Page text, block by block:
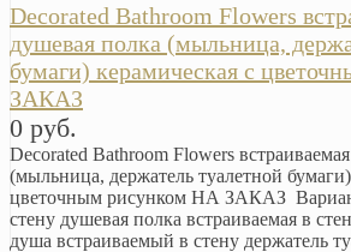
Decorated Bathroom Flowers
душевая полка (мыльница,
бумаги) керамическая с
ЗАКАЗ
0 руб.
Decorated Bathroom Flowers
(мыльница, держатель туалетной
цветочным рисунком НА ЗАКАЗ
стену душевая полка встраиваемая в
душа встраиваемый в стену держатель